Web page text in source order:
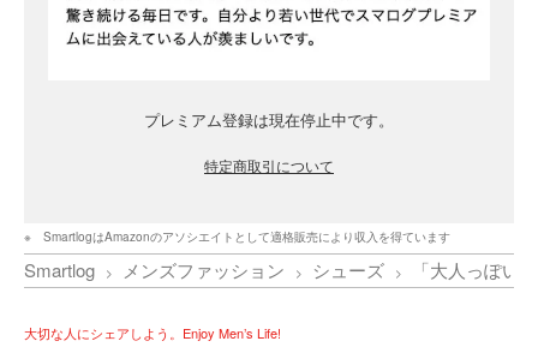
プレミアム登録は現在停止中です。
特定商取引について
SmartlogはAmazonのアソシエイトとして適格販売により収入を得ています
Smartlog メンズファッション シューズ 「大人っぽい
大切な人にシェアしよう。Enjoy Men’s Life!